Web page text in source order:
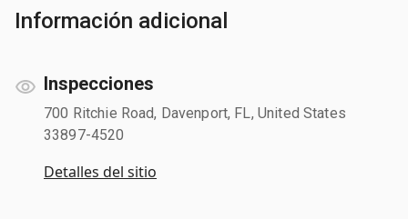
Información adicional
Inspecciones
700 Ritchie Road, Davenport, FL, United States
33897-4520
Detalles del sitio